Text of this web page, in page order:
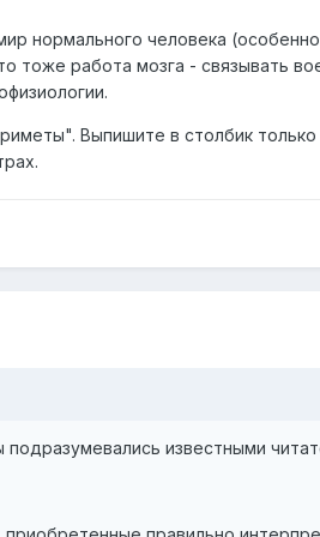
нормального человека
тоже работа мозга - связывать
Выпишите в столбик
известными